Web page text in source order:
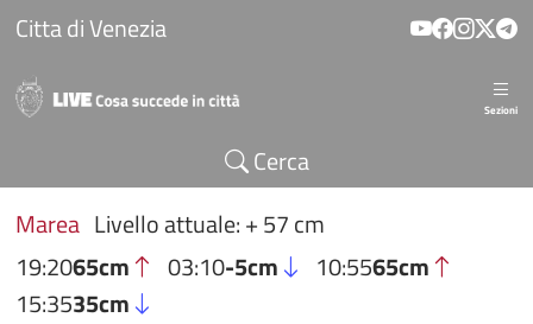
Salta al contenuto principale
Citta di Venezia
Sezioni
Cerca
Marea Livello attuale: + 57 cm
19:2065cm 03:10-5cm 10:5565cm
15:3535cm